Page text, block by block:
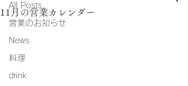
All Posts
営業のお知らせ
News
料理
drink
11月の営業カレンダー